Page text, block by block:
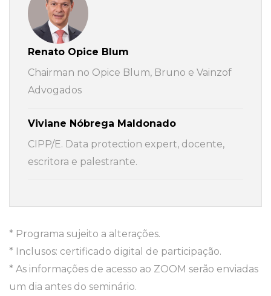
Renato Opice Blum
Chairman no Opice Blum, Bruno e Vainzof
Advogados
Viviane Nóbrega Maldonado
CIPP/E. Data protection expert, docente,
escritora e palestrante.
* Programa sujeito a alterações.
* Inclusos: certificado digital de participação.
* As informações de acesso ao ZOOM serão enviadas
um dia antes do seminário.